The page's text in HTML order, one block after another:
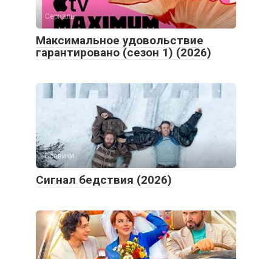
Сериалы
Максимальное удовольствие
гарантировано (сезон 1) (2026)
Боевики
Сигнал бедствия (2026)